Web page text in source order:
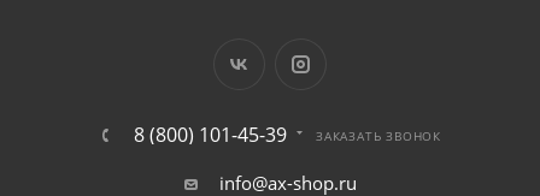
8 (800) 101-45-39 ЗАКАЗАТЬ ЗВОНОК
info@ax-shop.ru